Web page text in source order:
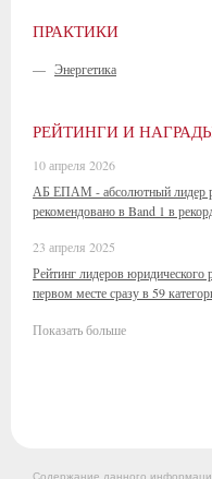
ПРАКТИКИ
— Энергетика
РЕЙТИНГИ И
10 апреля 2026
АБ ЕПАМ - абсолютный лидер
рекомендовано в Band 1 в
23 апреля 2025
Рейтинг лидеров
первом месте сразу в 59
Показать больше
Содержание данного